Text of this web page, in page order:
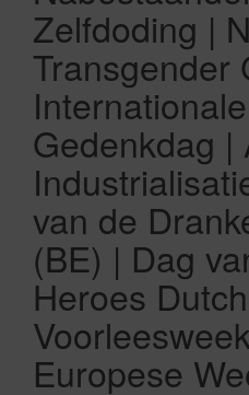
Zelfdoding |
Transgender
Gedenkdag |
van de
(BE) | Dag
Heroes
Europese